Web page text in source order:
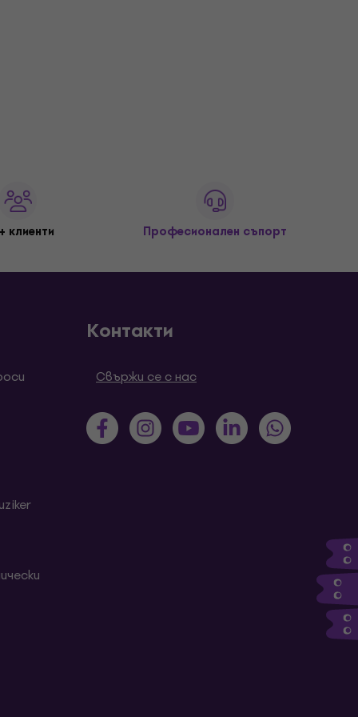
клиенти Професионален съпорт
Контакти
Свържи се с нас